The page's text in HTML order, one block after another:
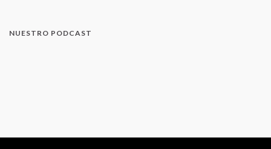
NUESTRO PODCAST